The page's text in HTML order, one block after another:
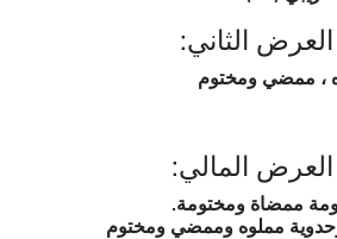
، ممضي ومختوم
ممضاة ومختومة.
مملوه وممضي ومختوم
و ممضي ومختوم .
، ممضي ومختوم
ممضاة ومختومة.
مملوه وممضي ومختوم